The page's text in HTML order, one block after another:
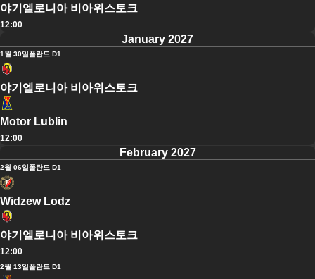
야기엘로니아 비아위스토크
12:00
January 2027
1월 30일폴란드 D1
야기엘로니아 비아위스토크
Motor Lublin
12:00
February 2027
2월 06일폴란드 D1
Widzew Lodz
야기엘로니아 비아위스토크
12:00
2월 13일폴란드 D1